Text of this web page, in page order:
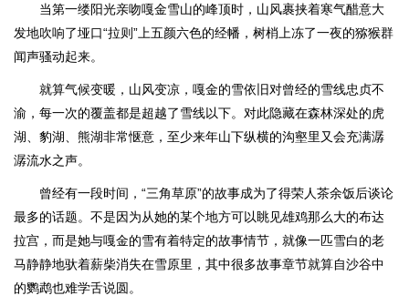
当第一缕阳光亲吻嘎金雪山的峰顶时，山风裹挟着寒气醋意大
发地吹响了垭口“拉则”上五颜六色的经幡，树梢上冻了一夜的猕猴群
闻声骚动起来。
就算气候变暖，山风变凉，嘎金的雪依旧对曾经的雪线忠贞不
渝，每一次的覆盖都是超越了雪线以下。对此隐藏在森林深处的虎
湖、豹湖、熊湖非常惬意，至少来年山下纵横的沟壑里又会充满潺
潺流水之声。
曾经有一段时间，“三角草原”的故事成为了得荣人茶余饭后谈论
最多的话题。不是因为从她的某个地方可以眺见雄鸡那么大的布达
拉宫，而是她与嘎金的雪有着特定的故事情节，就像一匹雪白的老
马静静地驮着薪柴消失在雪原里，其中很多故事章节就算自沙谷中
的鹦鹉也难学舌说圆。